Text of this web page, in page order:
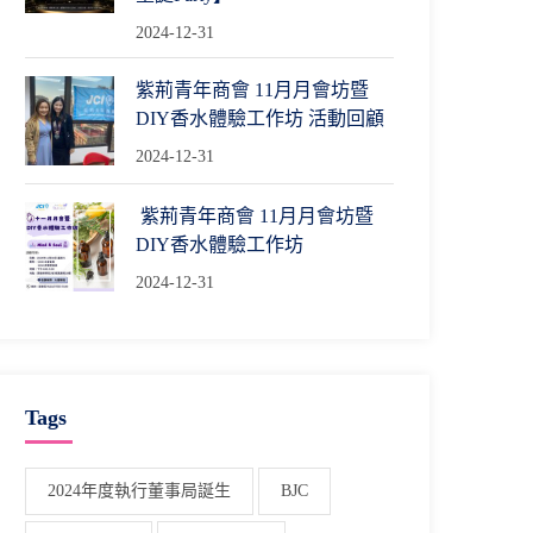
2024-12-31
紫荊青年商會 11月月會坊暨
DIY香水體驗工作坊 活動回顧
2024-12-31
紫荊青年商會 11月月會坊暨
DIY香水體驗工作坊
2024-12-31
Tags
2024年度執行董事局誕生 BJC